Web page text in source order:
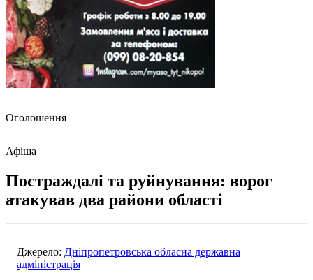
Оголошення
Афіша
Постраждалі та руйнування: ворог
атакував два райони області
Джерело: Дніпропетровська обласна державна
адміністрація